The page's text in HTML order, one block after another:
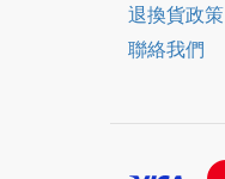
退換貨政策
聯絡我們